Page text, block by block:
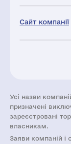
Сайт компанії
Усі назви
призначені
зареєстровані
власникам.
Заяви компаній i